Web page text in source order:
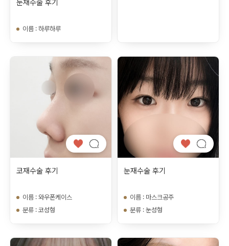
눈재수술 후기
이름 : 하루하루
코재수술 후기
이름 : 와우폰케이스
분류 : 코성형
눈재수술 후기
이름 : 마스크공주
분류 : 눈성형